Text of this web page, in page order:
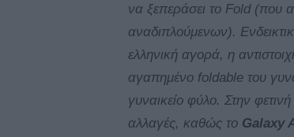
να ξεπεράσει το Fold (που
αναδιπλούμενων).
ελληνική αγορά, η
αγαπημένο foldable του
γυναικείο φύλο. Στην
αλλαγές, καθώς το Galaxy